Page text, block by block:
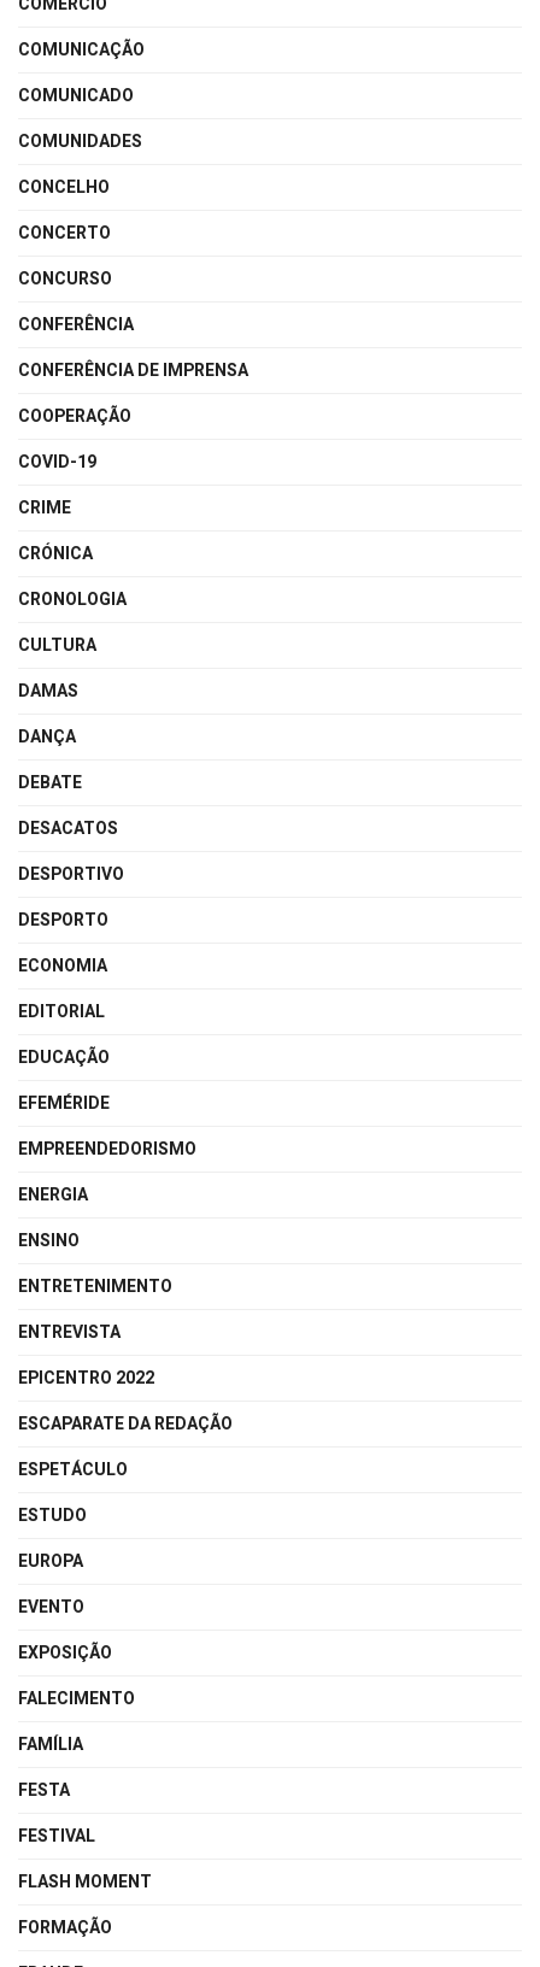
COMUNICAÇÃO
COMUNICADO
COMUNIDADES
CONCELHO
CONCERTO
CONCURSO
CONFERÊNCIA
CONFERÊNCIA DE IMPRENSA
COOPERAÇÃO
COVID-19
CRIME
CRÓNICA
CRONOLOGIA
CULTURA
DAMAS
DANÇA
DEBATE
DESACATOS
DESPORTIVO
DESPORTO
ECONOMIA
EDITORIAL
EDUCAÇÃO
EFEMÉRIDE
EMPREENDEDORISMO
ENERGIA
ENSINO
ENTRETENIMENTO
ENTREVISTA
EPICENTRO 2022
ESCAPARATE DA REDAÇÃO
ESPETÁCULO
ESTUDO
EUROPA
EVENTO
EXPOSIÇÃO
FALECIMENTO
FAMÍLIA
FESTA
FESTIVAL
FLASH MOMENT
FORMAÇÃO